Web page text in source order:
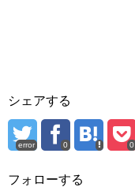
シェアする
error 0 0
フォローする